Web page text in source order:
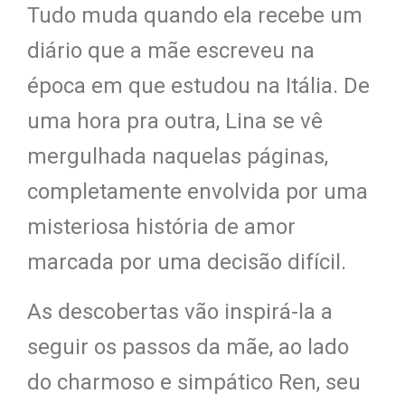
Tudo muda quando ela recebe um
diário que a mãe escreveu na
época em que estudou na Itália. De
uma hora pra outra, Lina se vê
mergulhada naquelas páginas,
completamente envolvida por uma
misteriosa história de amor
marcada por uma decisão difícil.
As descobertas vão inspirá-la a
seguir os passos da mãe, ao lado
do charmoso e simpático Ren, seu